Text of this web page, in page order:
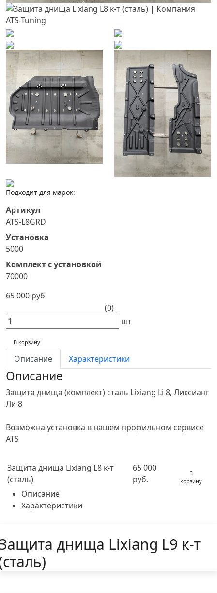
Подходит для марок:
Артикул
ATS-L8GRD
Установка
5000
Комплект с установкой
70000
65 000 руб.
(0)
шт
В корзину
Описание Характеристики
Описание
Защита днища (комплект) сталь Lixiang Li 8, Ликсианг
Ли 8
Возможна установка в нашем профильном сервисе
ATS
Защита днища Lixiang L8 к-т
(сталь)
65 000
руб.
В
корзину
Описание
Характеристики
днища Lixiang L9 к-т